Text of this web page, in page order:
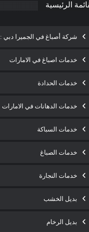
الرئيسية
شركة أصباغ في الجميرا دبي : 0565930521
خدمات اصباغ في الامارات
خدمات الحدادة
خدمات الدهانات في الامارات
خدمات السباكة
خدمات الصباغ
خدمات النجارة
بديل الخشب
بديل الرخام